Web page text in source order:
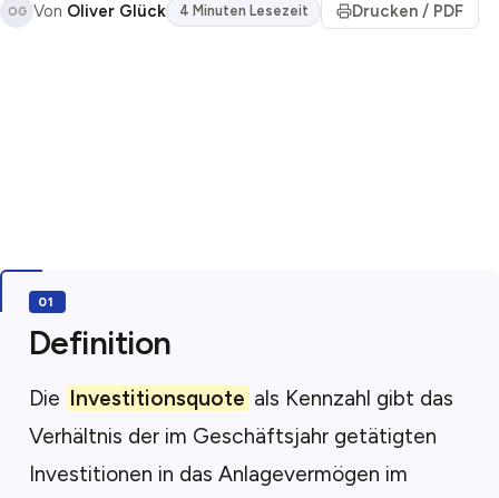
OG Von Oliver Glück 4 Minuten Lesezeit Drucken / PDF
Definition
Die Investitionsquote als Kennzahl gibt das
Verhältnis der im Geschäftsjahr getätigten
Investitionen in das Anlagevermögen im